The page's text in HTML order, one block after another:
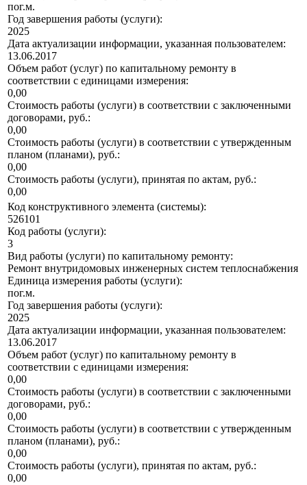
пог.м.
Год завершения работы (услуги):
2025
Дата актуализации информации, указанная пользователем:
13.06.2017
Объем работ (услуг) по капитальному ремонту в
соответствии с единицами измерения:
0,00
Стоимость работы (услуги) в соответствии с заключенными
договорами, руб.:
0,00
Стоимость работы (услуги) в соответствии с утвержденным
планом (планами), руб.:
0,00
Стоимость работы (услуги), принятая по актам, руб.:
0,00
Код конструктивного элемента (системы):
526101
Код работы (услуги):
3
Вид работы (услуги) по капитальному ремонту:
Ремонт внутридомовых инженерных систем теплоснабжения
Единица измерения работы (услуги):
пог.м.
Год завершения работы (услуги):
2025
Дата актуализации информации, указанная пользователем:
13.06.2017
Объем работ (услуг) по капитальному ремонту в
соответствии с единицами измерения:
0,00
Стоимость работы (услуги) в соответствии с заключенными
договорами, руб.:
0,00
Стоимость работы (услуги) в соответствии с утвержденным
планом (планами), руб.:
0,00
Стоимость работы (услуги), принятая по актам, руб.:
0,00